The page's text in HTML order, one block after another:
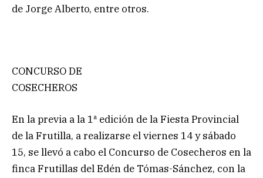
de Jorge Alberto, entre otros.
CONCURSO DE
COSECHEROS
En la previa a la 1ª edición de la Fiesta Provincial
de la Frutilla, a realizarse el viernes 14 y sábado
15, se llevó a cabo el Concurso de Cosecheros en la
finca Frutillas del Edén de Tómas-Sánchez, con la